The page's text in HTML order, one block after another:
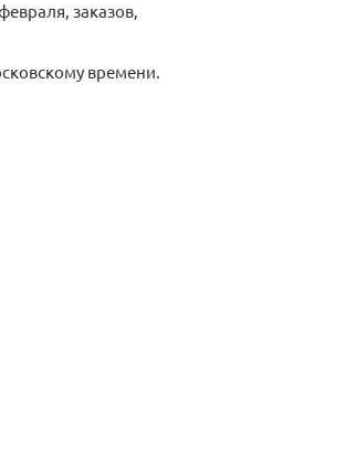
заказов,
времени.